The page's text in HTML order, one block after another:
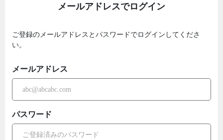
メールアドレスでログイン
ご登録のメールアドレスとパスワードでログインしてくださ
い。
メールアドレス
パスワード